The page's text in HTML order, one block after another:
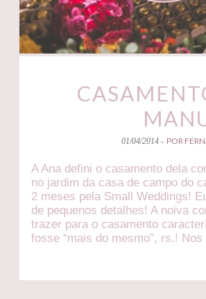
01/04/2014 - POR
A Ana defini o casamento dela
no jardim da casa de campo do
2 meses pela Small Weddings!
de pequenos detalhes! A noiva
trazer para o casamento
fosse “mais do mesmo”, rs.!